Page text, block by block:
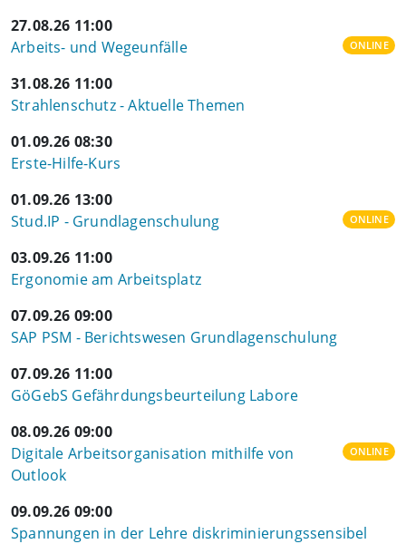
27.08.26 11:00
Arbeits- und Wegeunfälle
ONLINE
31.08.26 11:00
Strahlenschutz - Aktuelle Themen
01.09.26 08:30
Erste-Hilfe-Kurs
01.09.26 13:00
Stud.IP - Grundlagenschulung
ONLINE
03.09.26 11:00
Ergonomie am Arbeitsplatz
07.09.26 09:00
SAP PSM - Berichtswesen Grundlagenschulung
07.09.26 11:00
GöGebS Gefährdungsbeurteilung Labore
08.09.26 09:00
Digitale Arbeitsorganisation mithilfe von
Outlook
ONLINE
09.09.26 09:00
Spannungen in der Lehre diskriminierungssensibel